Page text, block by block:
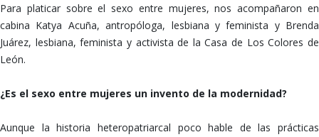
Para platicar sobre el sexo entre mujeres, nos acompañaron en
cabina Katya Acuña, antropóloga, lesbiana y feminista y Brenda
Juárez, lesbiana, feminista y activista de la Casa de Los Colores de
León.
¿Es el sexo entre mujeres un invento de la modernidad?
Aunque la historia heteropatriarcal poco hable de las prácticas